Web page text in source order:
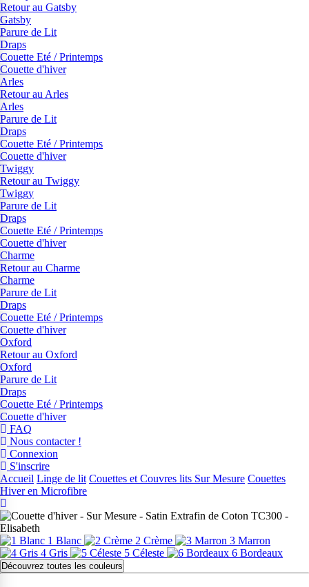
Retour au Gatsby
Gatsby
Parure de Lit
Draps
Couette Eté / Printemps
Couette d'hiver
Arles
Retour au Arles
Arles
Parure de Lit
Draps
Couette Eté / Printemps
Couette d'hiver
Twiggy
Retour au Twiggy
Twiggy
Parure de Lit
Draps
Couette Eté / Printemps
Couette d'hiver
Charme
Retour au Charme
Charme
Parure de Lit
Draps
Couette Eté / Printemps
Couette d'hiver
Oxford
Retour au Oxford
Oxford
Parure de Lit
Draps
Couette Eté / Printemps
Couette d'hiver
FAQ
Nous contacter !
Connexion
S'inscrire
Accueil Linge de lit Couettes et Couvres lits Sur Mesure Couettes
Hiver en Microfibre
1 Blanc 2 Crème
3 Marron
4 Gris
5 Céleste 6 Bordeaux
Découvrez toutes les couleurs